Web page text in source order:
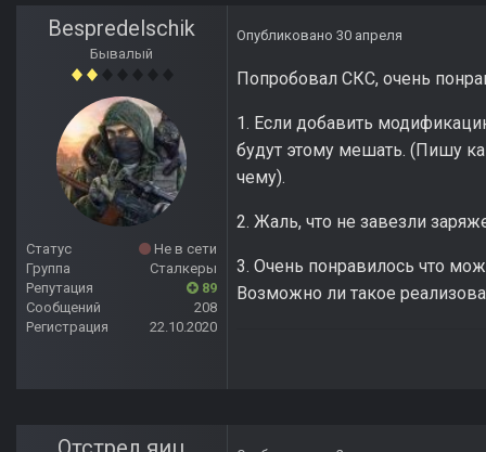
Bespredelschik
Бывалый
Статус
Не в сети
Группа
Сталкеры
Репутация
89
Сообщений
208
Регистрация
22.10.2020
Опубликовано 30 апреля
Попробовал СКС, очень
1. Если добавить
будут этому мешать. (Пишу
чему).
2. Жаль, что не завезли
3. Очень понравилось что
Возможно ли такое